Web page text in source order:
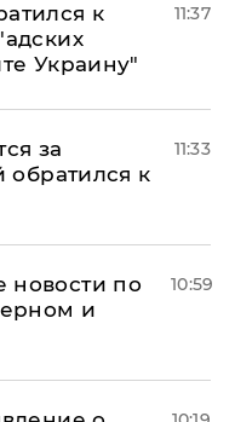
к
Украину"
11:37
за
обратился к
11:33
по
и
10:59